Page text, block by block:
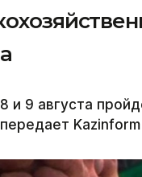
и 9 августа